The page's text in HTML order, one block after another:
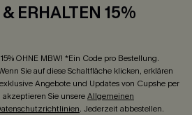
ERHALTEN 15%
OHNE MBW! *Ein Code pro Bestellung.
Sie auf diese Schaltfläche klicken, erklären
Angebote und Updates von Cupshe per
Sie unsereAllgemeinen
. Jederzeit abbestellen.